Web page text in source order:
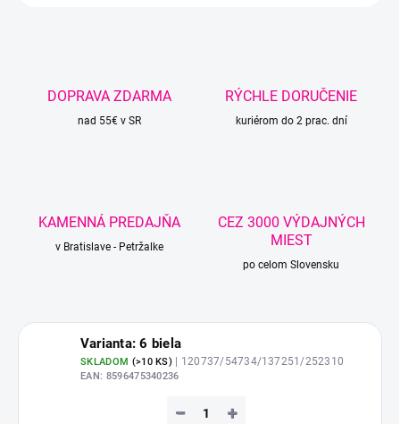
DOPRAVA ZDARMA
nad 55€ v SR
RÝCHLE DORUČENIE
kuriérom do 2 prac. dní
KAMENNÁ PREDAJŇA
v Bratislave - Petržalke
CEZ 3000 VÝDAJNÝCH
MIEST
po celom Slovensku
Varianta: 6 biela
SKLADOM (>10 KS) | 120737/54734/137251/252310
EAN: 8596475340236
+
−